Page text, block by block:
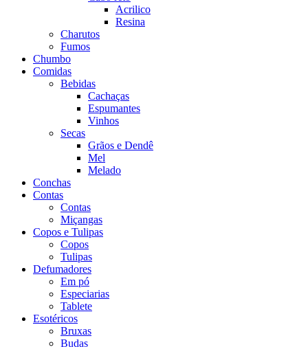
Acrilico
Resina
Charutos
Fumos
Chumbo
Comidas
Bebidas
Cachaças
Espumantes
Vinhos
Secas
Grãos e Dendê
Mel
Melado
Conchas
Contas
Contas
Miçangas
Copos e Tulipas
Copos
Tulipas
Defumadores
Em pó
Especiarias
Tablete
Esotéricos
Bruxas
Budas